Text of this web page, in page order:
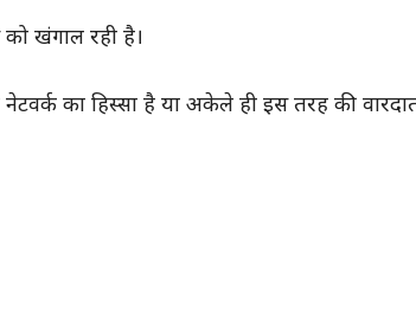
खंगाल रही है।
का हिस्सा है या अकेले ही इस तरह की